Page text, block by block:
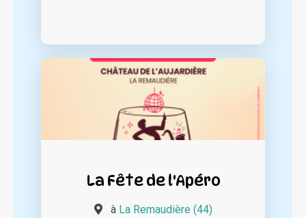
La Fête de l'Apéro
à La Remaudière (44)